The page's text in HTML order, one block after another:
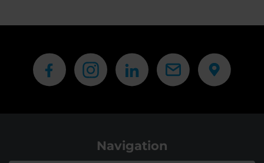
Navigation